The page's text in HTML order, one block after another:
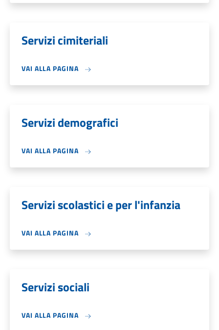
Servizi cimiteriali
VAI ALLA PAGINA
Servizi demografici
VAI ALLA PAGINA
Servizi scolastici e per l'infanzia
VAI ALLA PAGINA
Servizi sociali
VAI ALLA PAGINA